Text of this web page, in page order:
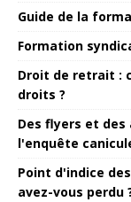
Guide de la
Formation
Droit de retrait :
droits ?
Des flyers et
l'enquête
Point d'indice
avez-vous perdu